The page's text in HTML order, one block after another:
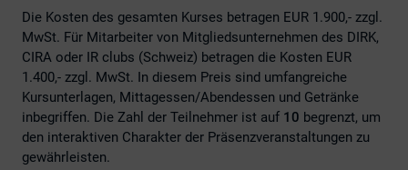
Die Kosten des gesamten Kurses betragen EUR 1.900,- zzgl.
MwSt. Für Mitarbeiter von Mitgliedsunternehmen des DIRK,
CIRA oder IR clubs (Schweiz) betragen die Kosten EUR
1.400,- zzgl. MwSt. In diesem Preis sind umfangreiche
Kursunterlagen, Mittagessen/Abendessen und Getränke
inbegriffen. Die Zahl der Teilnehmer ist auf 10 begrenzt, um
den interaktiven Charakter der Präsenzveranstaltungen zu
gewährleisten.